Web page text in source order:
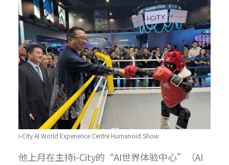
i-City AI World Experience Centre Humanoid Show
他上月在主持i-City的“AI世界体验中心”（AI